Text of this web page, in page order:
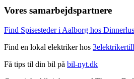
Vores samarbejdspartnere
Find Spisesteder i Aalborg hos
Find en lokal elektriker hos
Få tips til din bil på bil-nyt.dk